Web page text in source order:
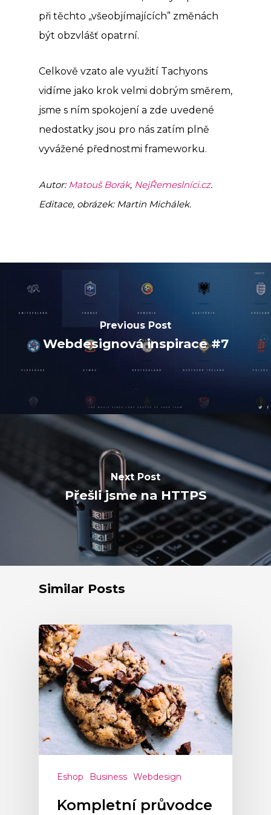
při těchto „všeobjímajících” změnách
být obzvlášť opatrní.
Celkově vzato ale využití Tachyons
vidíme jako krok velmi dobrým směrem,
jsme s ním spokojení a zde uvedené
nedostatky jsou pro nás zatím plně
vyvážené přednostmi frameworku.
Autor:Matouš Borák, NejŘemeslníci.cz.
Editace, obrázek: Martin Michálek.
Previous Post
Webdesignová inspirace #7
Next Post
Přešli jsme na HTTPS
Similar Posts
Eshop Business Webdesign
Kompletní průvodce